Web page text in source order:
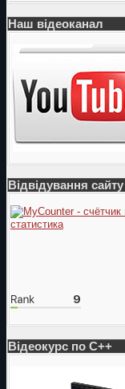
Наш відеоканал
Відвідування сайту
Відеокурс по С++